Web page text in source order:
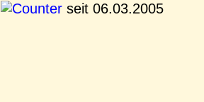
seit 06.03.2005